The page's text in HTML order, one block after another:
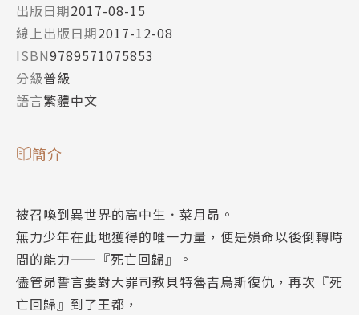
出版日期2017-08-15
線上出版日期2017-12-08
ISBN9789571075853
分級普級
語言繁體中文
簡介
被召喚到異世界的高中生．菜月昴。
無力少年在此地獲得的唯一力量，便是殞命以後倒轉時
間的能力——『死亡回歸』。
儘管昴誓言要對大罪司教貝特魯吉烏斯復仇，再次『死
亡回歸』到了王都，